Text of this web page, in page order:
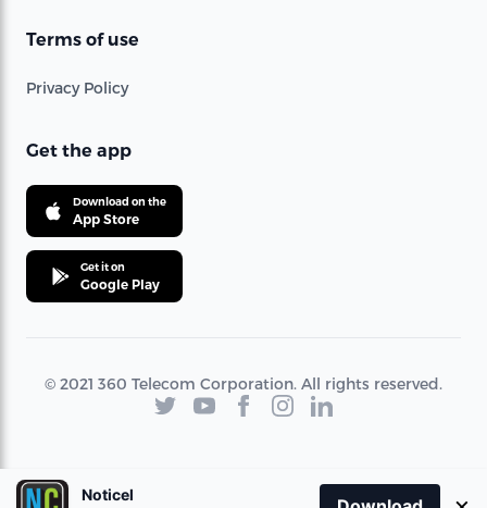
Terms of use
Privacy Policy
Get the app
Download on the
App Store
Get it on
Google Play
© 2021 360 Telecom Corporation. All rights reserved.
Noticel